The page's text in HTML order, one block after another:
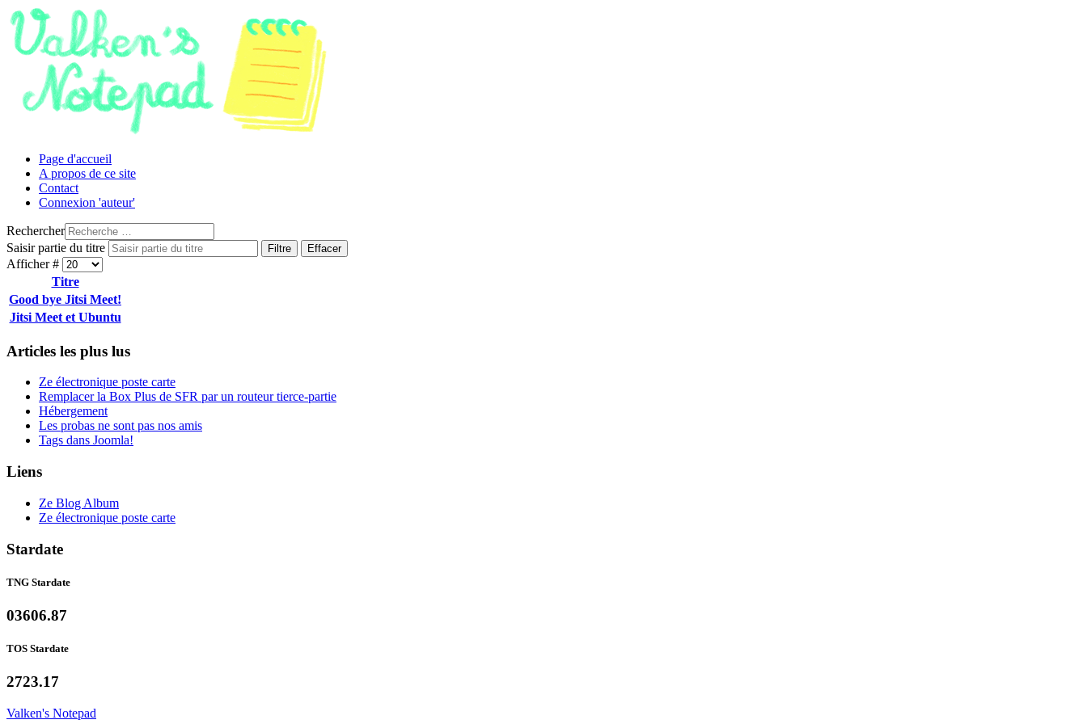
Page d'accueil
A propos de ce site
Contact
Connexion 'auteur'
Rechercher
Saisir partie du titre
Filtre Effacer
Afficher #
Titre
Good bye Jitsi Meet!
Jitsi Meet et Ubuntu
Articles les plus lus
Ze électronique poste carte
Remplacer la Box Plus de SFR par un routeur tierce-partie
Hébergement
Les probas ne sont pas nos amis
Tags dans Joomla!
Liens
Ze Blog Album
Ze électronique poste carte
Stardate
TNG Stardate
03606.87
TOS Stardate
2723.17
Valken's Notepad